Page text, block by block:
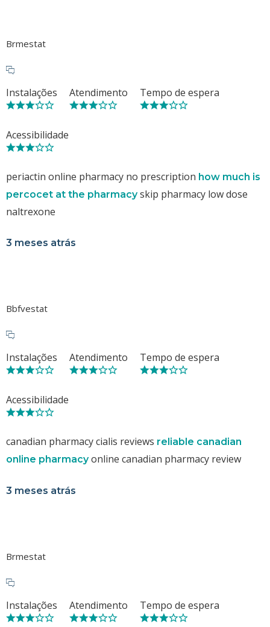
Brmestat
Instalações Atendimento Tempo de espera
Acessibilidade
periactin online pharmacy no prescription how much is
percocet at the pharmacyskip pharmacy low dose
naltrexone
3 meses atrás
Bbfvestat
Instalações Atendimento Tempo de espera
Acessibilidade
canadian pharmacy cialis reviews reliable canadian
online pharmacyonline canadian pharmacy review
3 meses atrás
Brmestat
Instalações Atendimento Tempo de espera